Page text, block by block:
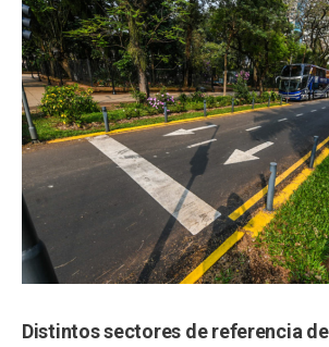
Distintos sectores de referencia